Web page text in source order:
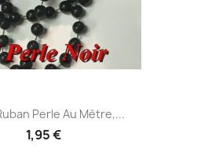
Perle Au Mètre,...
1,95 €